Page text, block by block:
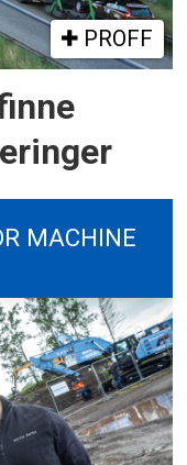
PROFF
MACHINE